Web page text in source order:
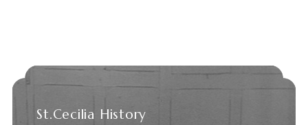
St.Cecilia History